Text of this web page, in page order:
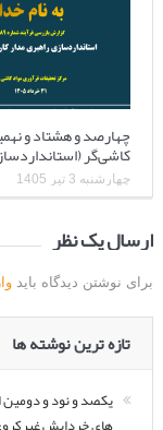
چهارصد و هشتاد و
کاشی‌گر
چهارشنبه 3 تیر 1405
ارسال یک نظر
برای نوشتن دیدگاه باید
تازه ترین نوشته ها
یکصد و نود و دومین